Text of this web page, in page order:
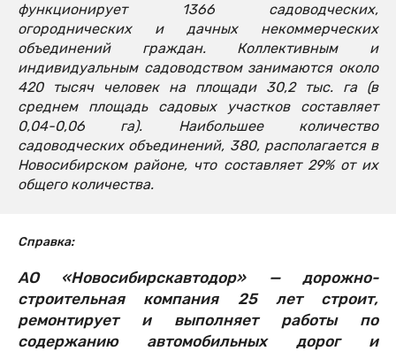
функционирует 1366 садоводческих,
огороднических и дачных некоммерческих
объединений граждан. Коллективным и
индивидуальным садоводством занимаются около
420 тысяч человек на площади 30,2 тыс. га (в
среднем площадь садовых участков составляет
0,04-0,06 га). Наибольшее количество
садоводческих объединений, 380, располагается в
Новосибирском районе, что составляет 29% от их
общего количества.
Справка:
АО «Новосибирскавтодор» — дорожно-
строительная компания 25 лет строит,
ремонтирует и выполняет работы по
содержанию автомобильных дорог и